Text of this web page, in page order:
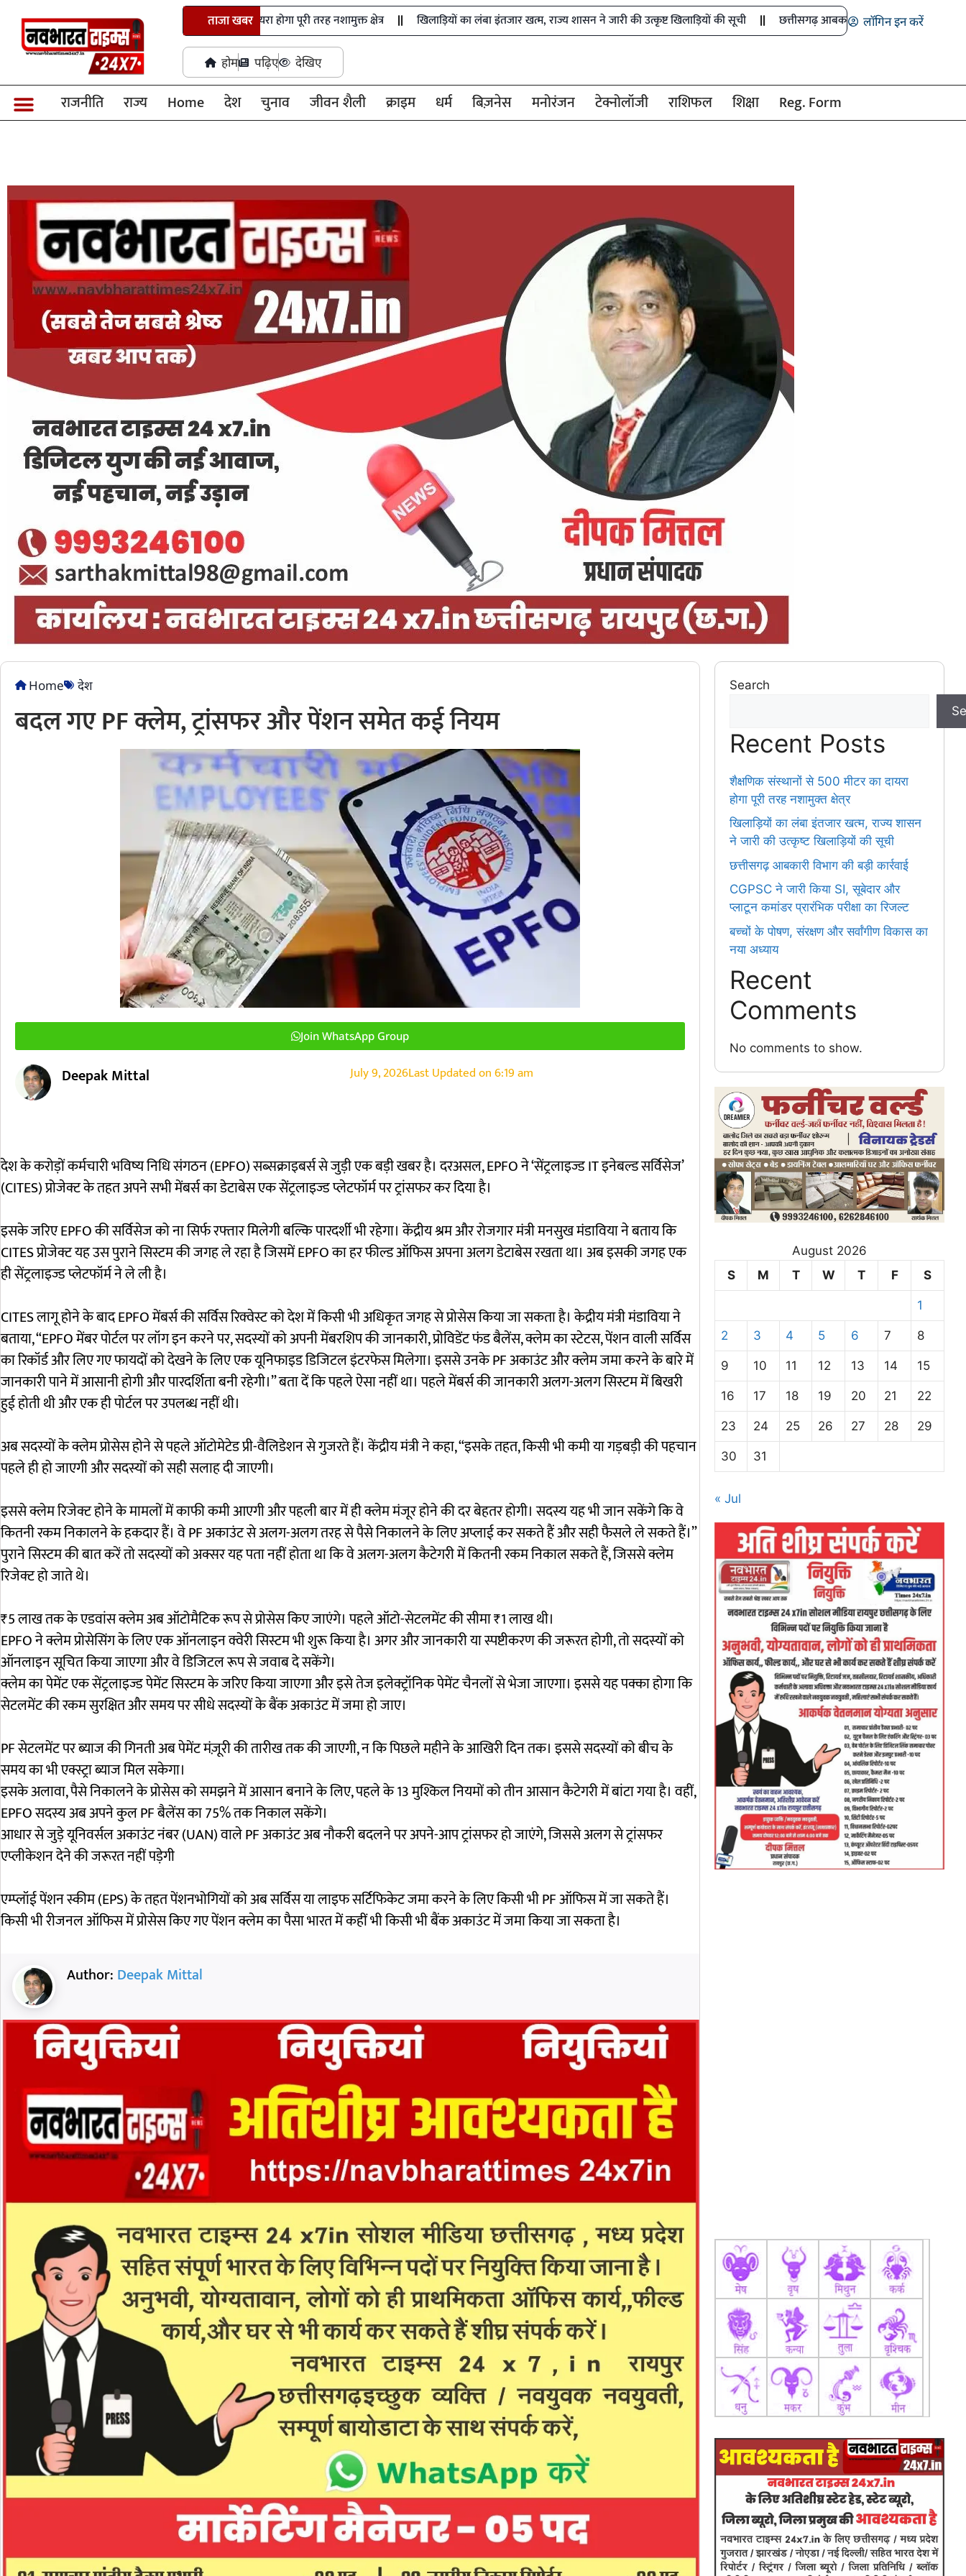
ताजा खबर
शैक्षणिक संस्थानों से 500 मीटर का दायरा होगा पूरी तरह नशामुक्त क्षेत्र खिलाड़ियों का लंबा इंतजार खत्म, राज्य शासन ने जारी की उत्कृष्ट खिलाड़ियों की सूची छत्तीसगढ़ आबकारी विभाग की बड़ी कार्रवाईलॉगिन इन करें
होम पढ़िए देखिए
राजनीति राज्य Home देश चुनाव जीवन शैली क्राइम धर्म बिज़नेस मनोरंजन टेक्नोलॉजी राशिफल शिक्षा Reg. Form
Home देश
बदल गए PF क्लेम, ट्रांसफर और पेंशन समेत कई नियम
Join WhatsApp Group
Deepak Mittal July 9, 2026Last Updated on6:19 am
देश के करोड़ों कर्मचारी भविष्य निधि संगठन (EPFO) सब्सक्राइबर्स से जुड़ी एक बड़ी खबर है। दरअसल, EPFO ने ‘सेंट्रलाइज्ड IT इनेबल्ड सर्विसेज’
(CITES) प्रोजेक्ट के तहत अपने सभी मेंबर्स का डेटाबेस एक सेंट्रलाइज्ड प्लेटफॉर्म पर ट्रांसफर कर दिया है।
इसके जरिए EPFO की सर्विसेज को ना सिर्फ रफ्तार मिलेगी बल्कि पारदर्शी भी रहेगा। केंद्रीय श्रम और रोजगार मंत्री मनसुख मंडाविया ने बताय कि
CITES प्रोजेक्ट यह उस पुराने सिस्टम की जगह ले रहा है जिसमें EPFO का हर फील्ड ऑफिस अपना अलग डेटाबेस रखता था। अब इसकी जगह एक
ही सेंट्रलाइज्ड प्लेटफॉर्म ने ले ली है।
CITES लागू होने के बाद EPFO मेंबर्स की सर्विस रिक्वेस्ट को देश में किसी भी अधिकृत जगह से प्रोसेस किया जा सकता है। केद्रीय मंत्री मंडाविया ने
बताया, “EPFO मेंबर पोर्टल पर लॉग इन करने पर, सदस्यों को अपनी मेंबरशिप की जानकारी, प्रोविडेंट फंड बैलेंस, क्लेम का स्टेटस, पेंशन वाली सर्विस
का रिकॉर्ड और लिए गए फायदों को देखने के लिए एक यूनिफाइड डिजिटल इंटरफेस मिलेगा। इससे उनके PF अकाउंट और क्लेम जमा करने के बारे में
जानकारी पाने में आसानी होगी और पारदर्शिता बनी रहेगी।” बता दें कि पहले ऐसा नहीं था। पहले मेंबर्स की जानकारी अलग-अलग सिस्टम में बिखरी
हुई होती थी और एक ही पोर्टल पर उपलब्ध नहीं थी।
अब सदस्यों के क्लेम प्रोसेस होने से पहले ऑटोमेटेड प्री-वैलिडेशन से गुजरते हैं। केंद्रीय मंत्री ने कहा, “इसके तहत, किसी भी कमी या गड़बड़ी की पहचान
पहले ही हो जाएगी और सदस्यों को सही सलाह दी जाएगी।
इससे क्लेम रिजेक्ट होने के मामलों में काफी कमी आएगी और पहली बार में ही क्लेम मंजूर होने की दर बेहतर होगी। सदस्य यह भी जान सकेंगे कि वे
कितनी रकम निकालने के हकदार हैं। वे PF अकाउंट से अलग-अलग तरह से पैसे निकालने के लिए अप्लाई कर सकते हैं और सही फैसले ले सकते हैं।”
पुराने सिस्टम की बात करें तो सदस्यों को अक्सर यह पता नहीं होता था कि वे अलग-अलग कैटेगरी में कितनी रकम निकाल सकते हैं, जिससे क्लेम
रिजेक्ट हो जाते थे।
₹5 लाख तक के एडवांस क्लेम अब ऑटोमैटिक रूप से प्रोसेस किए जाएंगे। पहले ऑटो-सेटलमेंट की सीमा ₹1 लाख थी।
EPFO ​​ने क्लेम प्रोसेसिंग के लिए एक ऑनलाइन क्वेरी सिस्टम भी शुरू किया है। अगर और जानकारी या स्पष्टीकरण की जरूरत होगी, तो सदस्यों को
ऑनलाइन सूचित किया जाएगा और वे डिजिटल रूप से जवाब दे सकेंगे।
क्लेम का पेमेंट एक सेंट्रलाइज्ड पेमेंट सिस्टम के जरिए किया जाएगा और इसे तेज इलेक्ट्रॉनिक पेमेंट चैनलों से भेजा जाएगा। इससे यह पक्का होगा कि
सेटलमेंट की रकम सुरक्षित और समय पर सीधे सदस्यों के बैंक अकाउंट में जमा हो जाए।
PF सेटलमेंट पर ब्याज की गिनती अब पेमेंट मंज़ूरी की तारीख तक की जाएगी, न कि पिछले महीने के आखिरी दिन तक। इससे सदस्यों को बीच के
समय का भी एक्स्ट्रा ब्याज मिल सकेगा।
इसके अलावा, पैसे निकालने के प्रोसेस को समझने में आसान बनाने के लिए, पहले के 13 मुश्किल नियमों को तीन आसान कैटेगरी में बांटा गया है। वहीं,
EPFO ​​सदस्य अब अपने कुल PF बैलेंस का 75% तक निकाल सकेंगे।
आधार से जुड़े यूनिवर्सल अकाउंट नंबर (UAN) वाले PF अकाउंट अब नौकरी बदलने पर अपने-आप ट्रांसफर हो जाएंगे, जिससे अलग से ट्रांसफर
एप्लीकेशन देने की जरूरत नहीं पड़ेगी
एम्प्लॉई पेंशन स्कीम (EPS) के तहत पेंशनभोगियों को अब सर्विस या लाइफ सर्टिफिकेट जमा करने के लिए किसी भी PF ऑफिस में जा सकते हैं।
किसी भी रीजनल ऑफिस में प्रोसेस किए गए पेंशन क्लेम का पैसा भारत में कहीं भी किसी भी बैंक अकाउंट में जमा किया जा सकता है।
Author: Deepak Mittal
Search
Recent Posts
शैक्षणिक संस्थानों से 500 मीटर का दायरा
होगा पूरी तरह नशामुक्त क्षेत्र
खिलाड़ियों का लंबा इंतजार खत्म, राज्य शासन
ने जारी की उत्कृष्ट खिलाड़ियों की सूची
छत्तीसगढ़ आबकारी विभाग की बड़ी कार्रवाई
CGPSC ने जारी किया SI, सूबेदार और
प्लाटून कमांडर प्रारंभिक परीक्षा का रिजल्ट
बच्चों के पोषण, संरक्षण और सर्वांगीण विकास का
नया अध्याय
Recent
Comments
No comments to show.
August 2026
S
M T W T F S
1
2 3 4 5 6 7 8
9 10 11 12 13 14 15
16 17 18 19 20 21 22
23 24 25 26 27 28 29
30 31
« Jul